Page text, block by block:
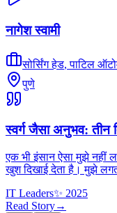
नागेश स्वामी
सोर्सिंग हेड,पाटिल
पुणे
स्वर्ग जैसा अनुभव: तीन
एक भी इंसान ऐसा मुझे नहीं
खुश दिखाई देता है। मुझे
IT Leaders✨ 2025
Read Story→